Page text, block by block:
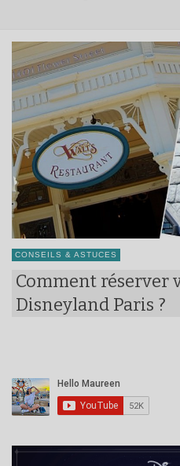
CONSEILS & ASTUCES
Comment réserver
Disneyland Paris ?